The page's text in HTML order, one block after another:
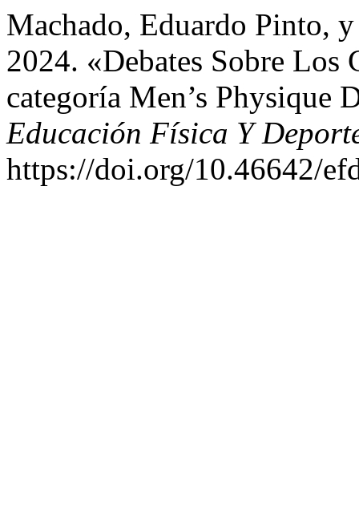
Machado, Eduardo Pinto,
2024. «Debates Sobre
categoría Men’s
Educación Física Y
https://doi.org/10.46642/